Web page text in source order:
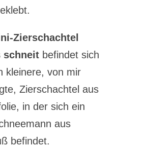
Zierschachtel
schneitbefindet sich
kleinere, von mir
Zierschachtel aus
in der sich ein
aus
befindet.